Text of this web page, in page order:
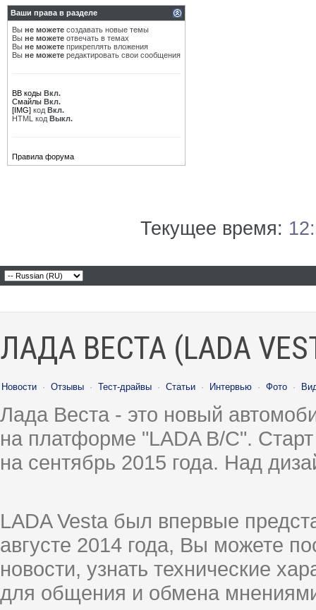
Ваши права в разделе
Вы не можете создавать новые темы
Вы не можете отвечать в темах
Вы не можете прикреплять вложения
Вы не можете редактировать свои сообщения
BB коды Вкл.
Смайлы Вкл.
[IMG] код Вкл.
HTML код Выкл.
Правила форума
Текущее время:
ЛАДА ВЕСТА (LADA
Новости · Отзывы · Тест-драйвы · Статьи · Интервью · Фото ·
Лада Веста - это новый
на платформе "LADA B/C".
на сентябрь 2015 года. Над
LADA Vesta был впервые
августе 2014 года, Вы можете
новости, узнать технические
для общения и обмена